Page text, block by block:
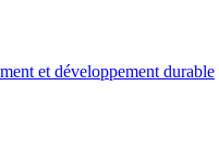
et développement durable